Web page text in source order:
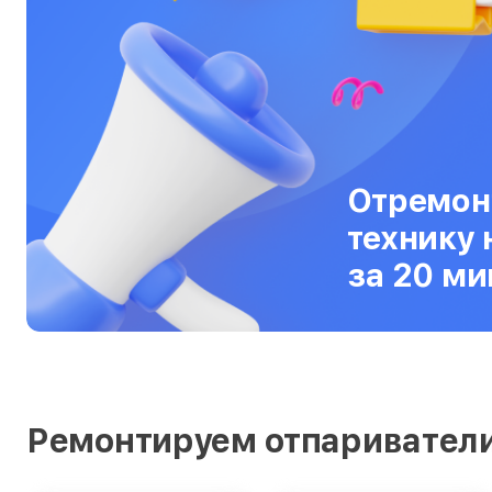
Ультрабуки
Фотоаппараты
Фотовспышки
Холодильники
Цифровые бинокли
Экшн-камеры
Электровелосипеды
технику
за 20
Ремонтируем